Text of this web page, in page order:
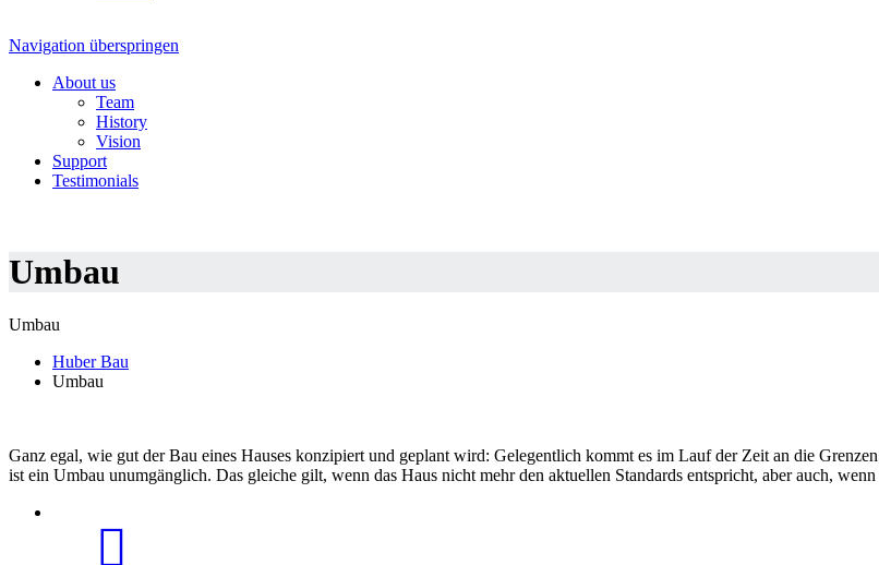
Navigation überspringen
About us
Team
History
Vision
Support
Testimonials
Umbau
Umbau
Huber Bau
Umbau
Ganz egal, wie gut der Bau eines Hauses konzipiert und geplant wird: Gelegentlich kommt es im Lauf der Zeit an die
ist ein Umbau unumgänglich. Das gleiche gilt, wenn das Haus nicht mehr den aktuellen Standards entspricht, aber auch,